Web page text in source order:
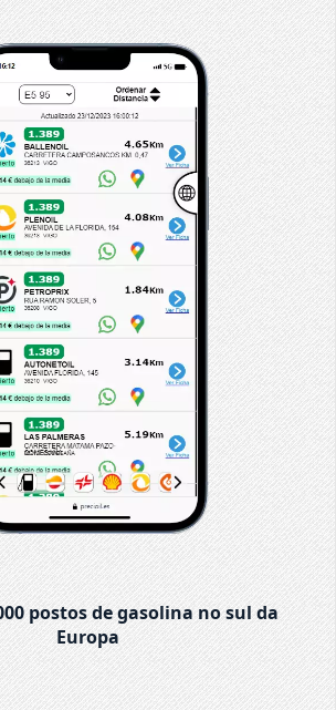
postos de gasolina no sul da
Europa